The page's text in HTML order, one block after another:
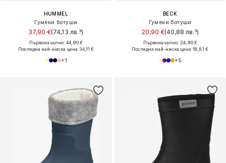
HUMMEL
Гумени ботуши
37,90 €(74,13 лв.³)
Първоначално: 44,90 €
Последна най-ниска цена:34,11 €
+1
BECK
Гумени ботуши
20,90 €(40,88 лв.³)
Първоначално: 24,90 €
Последна най-ниска цена:18,81 €
+5